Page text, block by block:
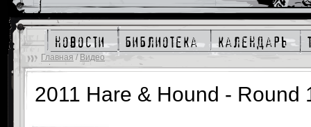
новости библиотека календарь
Главная / Видео
2011 Hare & Hound - Round